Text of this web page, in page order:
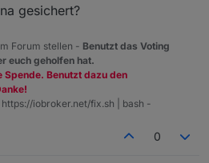
gesichert?
Forum stellen - Benutzt das Voting
euch geholfen hat.
Spende. Benutzt dazu den
iobroker.net/fix.sh | bash -
0